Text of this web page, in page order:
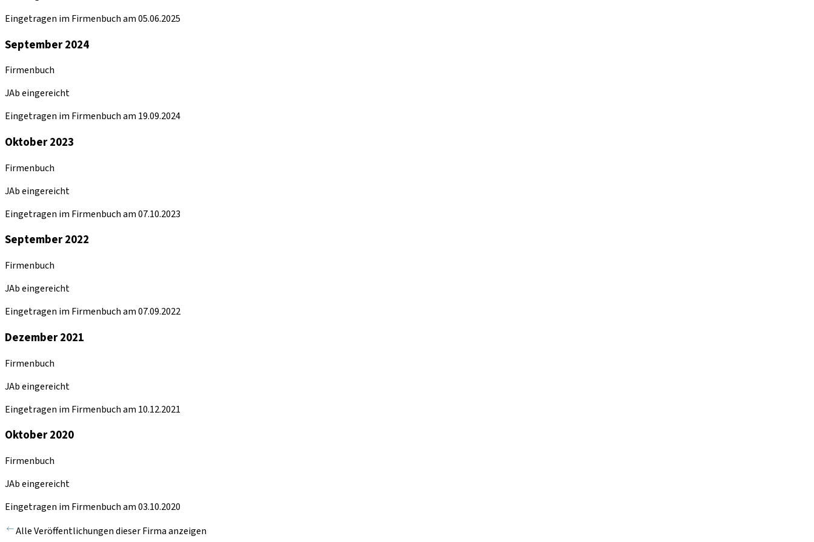
Eingetragen im Firmenbuch am 05.06.2025
September 2024
Firmenbuch
JAb eingereicht
Eingetragen im Firmenbuch am 19.09.2024
Oktober 2023
Firmenbuch
JAb eingereicht
Eingetragen im Firmenbuch am 07.10.2023
September 2022
Firmenbuch
JAb eingereicht
Eingetragen im Firmenbuch am 07.09.2022
Dezember 2021
Firmenbuch
JAb eingereicht
Eingetragen im Firmenbuch am 10.12.2021
Oktober 2020
Firmenbuch
JAb eingereicht
Eingetragen im Firmenbuch am 03.10.2020
Alle Veröffentlichungen dieser Firma anzeigen